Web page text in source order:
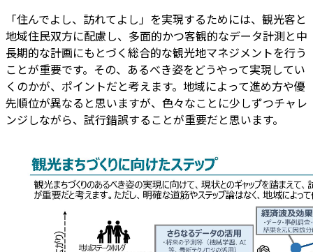
「住んでよし、訪れてよし」を実現するためには、観光客と
地域住民双方に配慮し、多面的かつ客観的なデータ計測と中
長期的な計画にもとづく総合的な観光地マネジメントを行う
ことが重要です。その、あるべき姿をどうやって実現してい
くのかが、ポイントだと考えます。地域によって進め方や優
先順位が異なると思いますが、色々なことに少しずつチャレ
ンジしながら、試行錯誤することが重要だと思います。